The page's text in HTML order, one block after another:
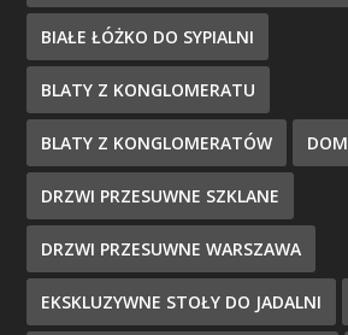
BIAŁE ŁÓŻKO DO SYPIALNI
BLATY Z KONGLOMERATU
BLATY Z KONGLOMERATÓW DOM
DRZWI PRZESUWNE SZKLANE
DRZWI PRZESUWNE WARSZAWA
EKSKLUZYWNE STOŁY DO JADALNI